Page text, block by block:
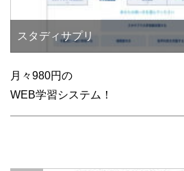
スタディサプリ
月々980円の
WEB学習システム！